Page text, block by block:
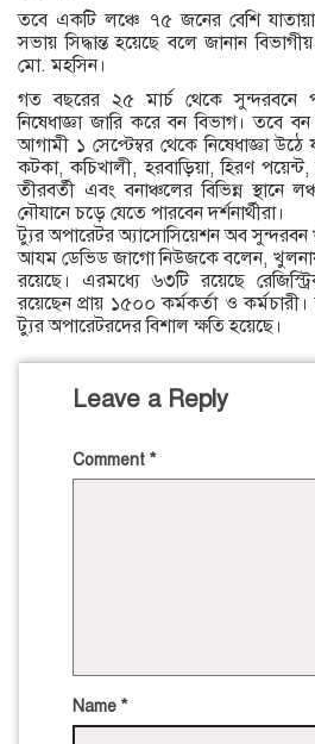
তবে একটি লঞ্চে ৭৫ জনের বেশি
সভায় সিদ্ধান্ত হয়েছে বলে জানান
মো. মহসিন।
গত বছরের ২৫ মার্চ থেকে সুন্দরবনে
নিষেধাজ্ঞা জারি করে বন বিভাগ। তবে
আগামী ১ সেপ্টেম্বর থেকে নিষেধাজ্ঞা
কটকা, কচিখালী, হরবাড়িয়া, হিরণ
তীরবর্তী এবং বনাঞ্চলের বিভিন্ন স্থানে
নৌযানে চড়ে যেতে পারবেন দর্শনার্থীরা।
ট্যুর অপারেটর অ্যাসোসিয়েশন অব
আযম ডেভিড জাগো নিউজকে বলেন, খুলনায়
রয়েছে। এরমধ্যে ৬৩টি রয়েছে
রয়েছেন প্রায় ১৫০০ কর্মকর্তা ও কর্মচারী।
ট্যুর অপারেটরদের বিশাল ক্ষতি হয়েছে।
Leave a Reply
Comment *
Name *